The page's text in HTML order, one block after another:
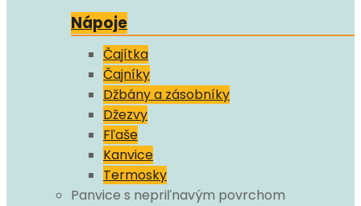
Nápoje
Čajítka
Čajníky
Džbány a zásobníky
Džezvy
Fľaše
Kanvice
Termosky
Panvice s nepriľnavým povrchom